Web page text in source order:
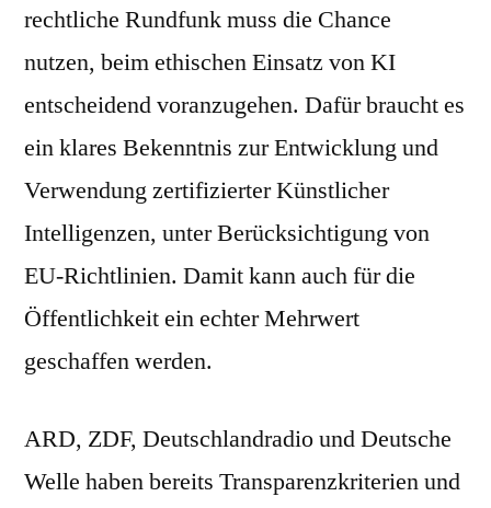
rechtliche Rundfunk muss die Chance
nutzen, beim ethischen Einsatz von KI
entscheidend voranzugehen. Dafür braucht es
ein klares Bekenntnis zur Entwicklung und
Verwendung zertifizierter Künstlicher
Intelligenzen, unter Berücksichtigung von
EU-Richtlinien. Damit kann auch für die
Öffentlichkeit ein echter Mehrwert
geschaffen werden.
ARD, ZDF, Deutschlandradio und Deutsche
Welle haben bereits Transparenzkriterien und